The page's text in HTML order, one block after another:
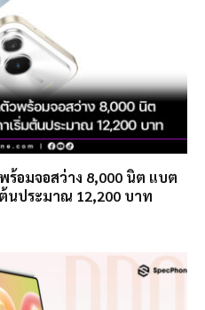
พร้อมจอสว่าง 8,000 นิต แบต
นประมาณ 12,200 บาท